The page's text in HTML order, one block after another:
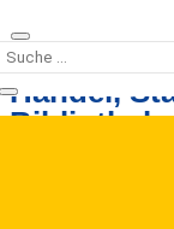
Digitale
Handel,